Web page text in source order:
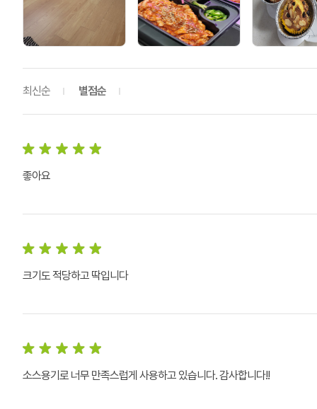
최신순 별점순
좋아요
크기도 적당하고 딱입니다
소스용기로 너무 만족스럽게 사용하고 있습니다. 감사합니다!!